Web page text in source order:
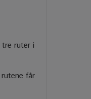
tre ruter i
får